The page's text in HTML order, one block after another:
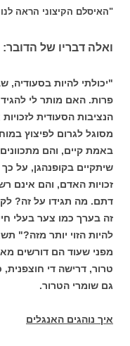
"האיסלם הקיצוני הראה
ואלה דבריו של הדובר:
"יכולתי להיות בסעודיה,
פרות. האם מותר לי
הנציבות הסעודית
מסוגל לגרום לפיצוץ
באמת קיים, והם
שיתקיים בקופנהגן, על
זכויות האדם, והם אינם
דתם. מה תגידו על זה?
זה בערך כמו צער בעלי
להיות הזוי יותר מזה?"
מפני שעוד הם דורשים
טרור, דרישה די
גם שומרי הטרור.
איך נוהגים האנגלים